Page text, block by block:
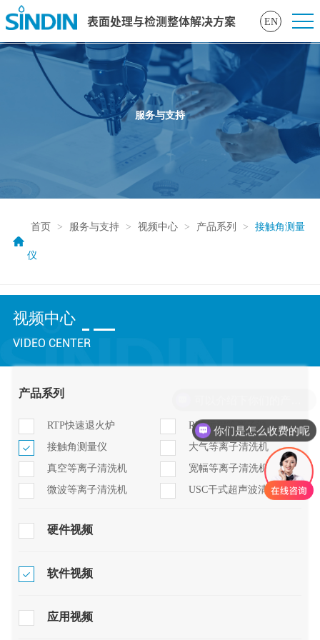
表面处理与检测整体解决方案 EN
服务与支持
首页 > 服务与支持 > 视频中心 > 产品系列 > 接触角测量
仪
视频中心
VIDEO CENTER
产品系列
RTP快速退火炉
RPS远程等离子源
接触角测量仪
大气等离子清洗机
真空等离子清洗机
宽幅等离子清洗机
微波等离子清洗机
USC干式超声波清洗机
硬件视频
软件视频
应用视频
你们是怎么收费的呢